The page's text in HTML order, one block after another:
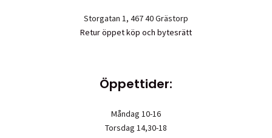
Storgatan 1, 467 40 Grästorp
Retur öppet köp och bytesrätt
Öppettider:
Måndag 10-16
Torsdag 14,30-18